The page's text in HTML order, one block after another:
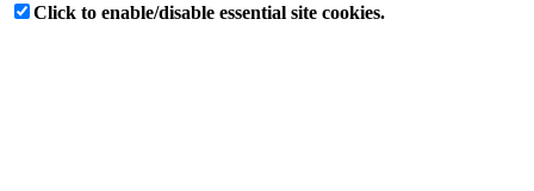
Click to enable/disable essential site cookies.